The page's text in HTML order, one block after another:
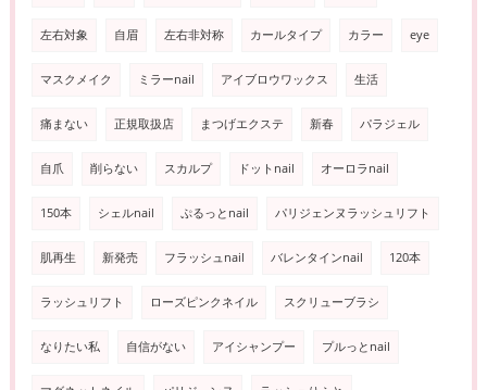
左右対象 自眉 左右非対称 カールタイプ カラー eye
マスクメイク ミラーnail アイブロウワックス 生活
痛まない 正規取扱店 まつげエクステ 新春 パラジェル
自爪 削らない スカルプ ドットnail オーロラnail
150本 シェルnail ぷるっとnail パリジェンヌラッシュリフト
肌再生 新発売 フラッシュnail バレンタインnail 120本
ラッシュリフト ローズピンクネイル スクリューブラシ
なりたい私 自信がない アイシャンプー プルっとnail